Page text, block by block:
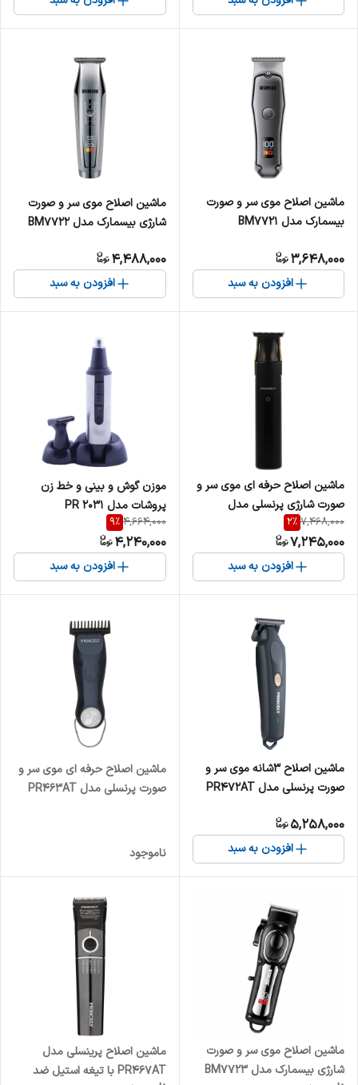
ماشین اصلاح موی سر و صورت
بیسمارک مدل BM7721
3,648,000
افزودن به سبد
ماشین اصلاح موی سر و صورت
شارژی بیسمارک مدل BM7722
4,488,000
افزودن به سبد
ماشین اصلاح حرفه ای موی سر و
صورت شارژی پرنسلی مدل
PR471AT
7,468,000
2%
7,245,000
افزودن به سبد
موزن گوش و بینی و خط زن
پروشات مدل PR 2031
4,664,000
9%
4,240,000
افزودن به سبد
ماشین اصلاح 3شانه موی سر و
صورت پرنسلی مدل PR472AT
5,258,000
افزودن به سبد
ماشین اصلاح حرفه ای موی سر و
صورت پرنسلی مدل PR463AT
ناموجود
ماشین اصلاح موی سر و صورت
شارژی بیسمارک مدل BM7723
ماشین اصلاح پرینسلی مدل
PR467AT با تیغه استیل ضد